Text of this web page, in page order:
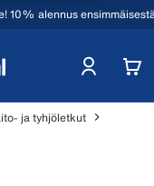
10% alennus
ja tyhjöletkut